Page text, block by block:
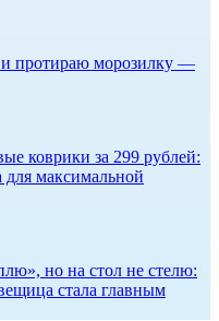
и протираю морозилку —
коврики за 299 рублей:
для максимальной
но на стол не стелю:
стала главным